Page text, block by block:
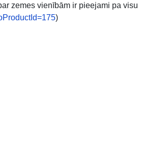
zemes vienībām ir pieejami pa visu
)